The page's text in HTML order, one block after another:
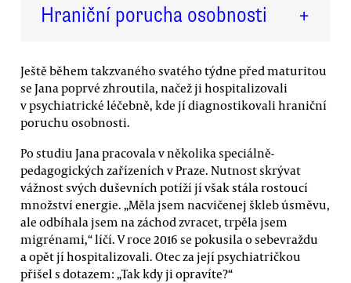
Hraniční porucha osobnosti +
Ještě během takzvaného svatého týdne před maturitou
se Jana poprvé zhroutila, načež ji hospitalizovali
v psychiatrické léčebně, kde jí diagnostikovali hraniční
poruchu osobnosti.
Po studiu Jana pracovala v několika speciálně-
pedagogických zařízeních v Praze. Nutnost skrývat
vážnost svých duševních potíží jí však stála rostoucí
množství energie. „Měla jsem nacvičenej škleb úsměvu,
ale odbíhala jsem na záchod zvracet, trpěla jsem
migrénami,“ líčí. V roce 2016 se pokusila o sebevraždu
a opět jí hospitalizovali. Otec za její psychiatričkou
přišel s dotazem: „Tak kdy ji opravíte?“